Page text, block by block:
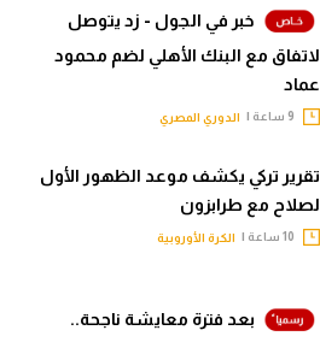
خبر في الجول - زد يتوصل
لاتفاق مع البنك الأهلي لضم محمود
عماد
الدوري المصري
تقرير تركي يكشف موعد الظهور الأول
لصلاح مع طرابزون
الكرة الأوروبية
بعد فترة معايشة ناجحة..